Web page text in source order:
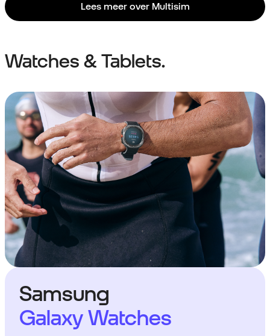
Lees meer over Multisim
Watches & Tablets.
Samsung
Galaxy Watches